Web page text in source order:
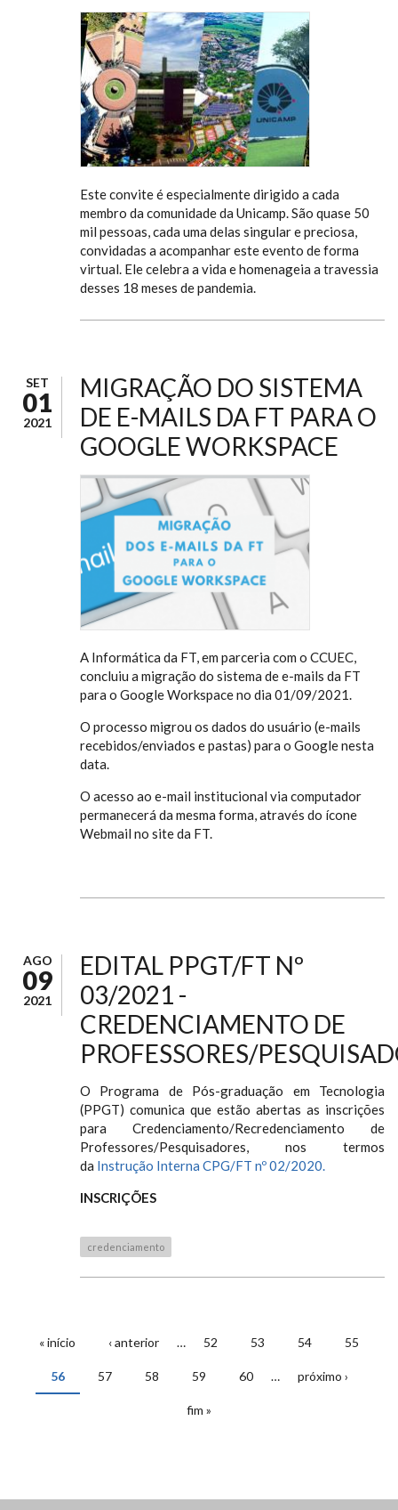
Este convite é especialmente dirigido a cada
membro da comunidade da Unicamp. São quase 50
mil pessoas, cada uma delas singular e preciosa,
convidadas a acompanhar este evento de forma
virtual. Ele celebra a vida e homenageia a travessia
desses 18 meses de pandemia.
SET
01
2021
MIGRAÇÃO DO SISTEMA
DE E-MAILS DA FT PARA O
GOOGLE WORKSPACE
A Informática da FT, em parceria com o CCUEC,
concluiu a migração do sistema de e-mails da FT
para o Google Workspace no dia 01/09/2021.
O processo migrou os dados do usuário (e-mails
recebidos/enviados e pastas) para o Google nesta
data.
O acesso ao e-mail institucional via computador
permanecerá da mesma forma, através do ícone
Webmail no site da FT.
AGO
09
2021
EDITAL PPGT/FT Nº
03/2021 -
CREDENCIAMENTO DE
PROFESSORES/
O Programa de Pós-graduação em Tecnologia
(PPGT) comunica que estão abertas as inscrições
para Credenciamento/Recredenciamento de
Professores/Pesquisadores, nos termos
da Instrução Interna CPG/FT nº 02/2020.
INSCRIÇÕES
credenciamento
« início ‹ anterior … 52 53 54 55
56 57 58 59 60 … próximo ›
fim »